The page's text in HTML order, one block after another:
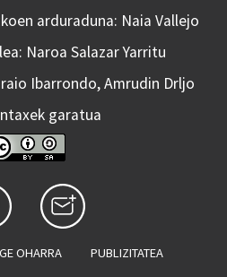
arduraduna: Naia Vallejo
Naroa Salazar Yarritu
Ibarrondo, Amrudin Drljo
garatua
OHARRA PUBLIZITATEA